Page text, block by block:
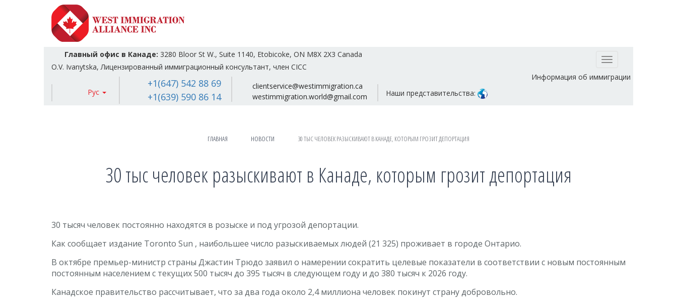
Главный офис в Канаде: 3280 Bloor St W., Suite 1140, Etobicoke, ON M8X 2X3 Canada
O.V. Ivanytska, Лицензированный иммиграционный консультант, член CICC
Toggle
Информация об иммиграции
Рус
+1(647) 542 88 69
+1(639) 590 86 14
clientservice@westimmigration.ca
westimmigration.world@gmail.com
Наши представительства:
ГЛАВНАЯ НОВОСТИ 30 ТЫС ЧЕЛОВЕК РАЗЫСКИВАЮТ В КАНАДЕ, КОТОРЫМ ГРОЗИТ ДЕПОРТАЦИЯ
30 тыс человек разыскивают в Канаде, которым грозит депортация
30 тысяч человек постоянно находятся в розыске и под угрозой депортации.
Как сообщает издание Toronto Sun , наибольшее число разыскиваемых людей (21 325) проживает в городе Онтарио.
В октябре премьер-министр страны Джастин Трюдо заявил о намерении сократить целевые показатели в соответствии с новым постоянным
постоянным населением с текущих 500 тысяч до 395 тысяч в следующем году и до 380 тысяч к 2026 году.
Канадское правительство рассчитывает, что за два года около 2,4 миллиона человек покинут страну добровольно.